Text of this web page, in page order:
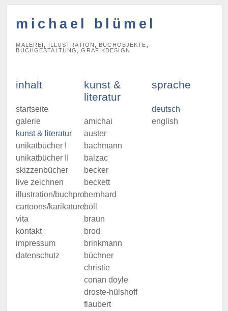
michael blümel
MALEREI, ILLUSTRATION, BUCHOBJEKTE,
BUCHGESTALTUNG, GRAFIKDESIGN
inhalt
startseite
galerie
kunst & literatur
unikatbücher I
unikatbücher II
skizzenbücher
live zeichnen
illustration/buchprojekte
cartoons/karikaturen
vita
kontakt
impressum
datenschutz
kunst &
literatur
amichai
auster
bachmann
balzac
becker
beckett
bernhard
böll
braun
brod
brinkmann
büchner
christie
conan doyle
droste-hülshoff
flaubert
sprache
deutsch
english